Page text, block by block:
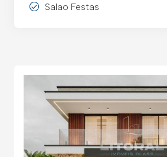
Salao Festas